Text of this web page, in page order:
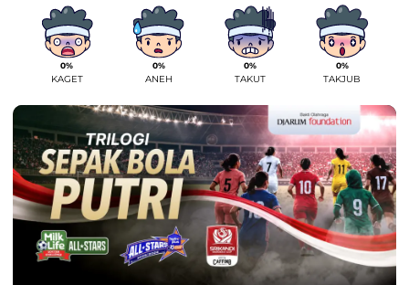
0%
KAGET
0%
ANEH
0%
TAKUT
0%
TAKJUB